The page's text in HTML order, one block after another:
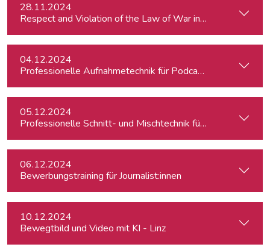
28.11.2024
Respect and Violation of the Law of War in Ukraine and
04.12.2024
Professionelle Aufnahmetechnik für Podcasts
05.12.2024
Professionelle Schnitt- und Mischtechnik für Podcasts
06.12.2024
Bewerbungstraining für Journalist:innen
10.12.2024
Bewegtbild und Video mit KI - Linz